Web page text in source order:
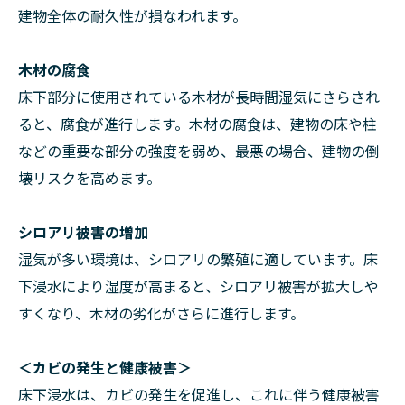
建物全体の耐久性が損なわれます。
木材の腐食
床下部分に使用されている木材が長時間湿気にさらされ
ると、腐食が進行します。木材の腐食は、建物の床や柱
などの重要な部分の強度を弱め、最悪の場合、建物の倒
壊リスクを高めます。
シロアリ被害の増加
湿気が多い環境は、シロアリの繁殖に適しています。床
下浸水により湿度が高まると、シロアリ被害が拡大しや
すくなり、木材の劣化がさらに進行します。
＜カビの発生と健康被害＞
床下浸水は、カビの発生を促進し、これに伴う健康被害